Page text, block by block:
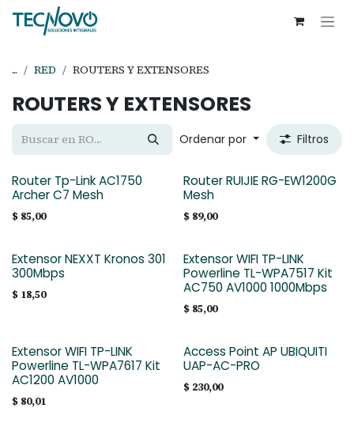
Ir al contenido
... RED ROUTERS Y EXTENSORES
ROUTERS Y EXTENSORES
Ordenar por Filtros
Router Tp-Link AC1750
Archer C7 Mesh
$ 85,00
Router RUIJIE RG-EW1200G
Mesh
$ 89,00
Extensor NEXXT Kronos 301
300Mbps
$ 18,50
Extensor WIFI TP-LINK
Powerline TL-WPA7517 Kit
AC750 AV1000 1000Mbps
$ 85,00
Extensor WIFI TP-LINK
Powerline TL-WPA7617 Kit
AC1200 AV1000
$ 80,01
Access Point AP UBIQUITI
UAP-AC-PRO
$ 230,00